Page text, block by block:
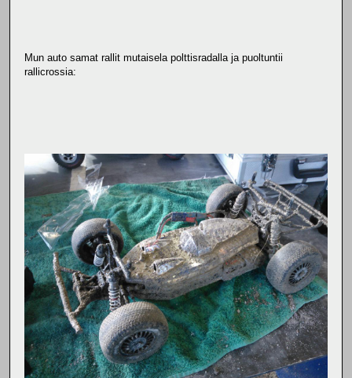
Mun auto samat rallit mutaisela polttisradalla ja puoltuntii
rallicrossia: